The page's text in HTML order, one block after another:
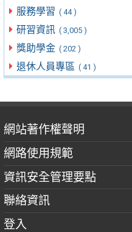
服務學習 ( 44 )
研習資訊 ( 3,005 )
獎助學金 ( 202 )
退休人員專區 ( 41 )
網站著作權聲明
網路使用規範
資訊安全管理要點
聯絡資訊
登入